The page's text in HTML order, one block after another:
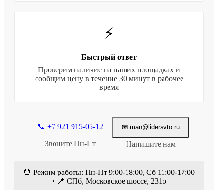
⚡
Быстрый ответ
Проверим наличие на наших площадках и
сообщим цену в течение 30 минут в рабочее
время
📞 +7 921 915-05-12
Звоните Пн-Пт
📧 man@lideravto.ru
Напишите нам
⏰ Режим работы: Пн-Пт 9:00-18:00, Сб 11:00-17:00
• 📍 СПб, Московское шоссе, 231о